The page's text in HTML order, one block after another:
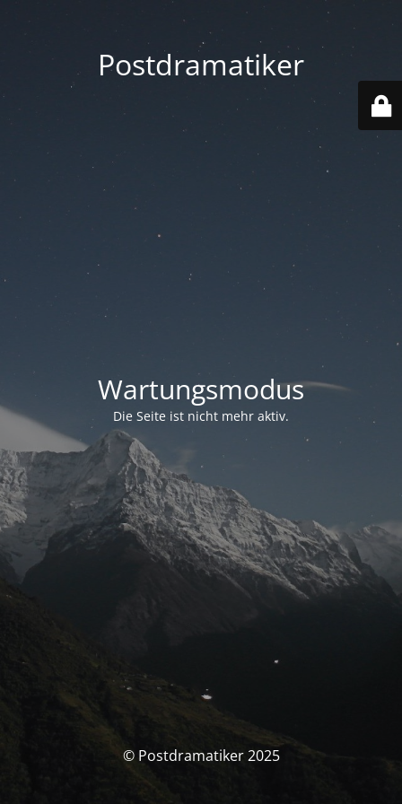
Postdramatiker
Wartungsmodus
Die Seite ist nicht mehr aktiv.
© Postdramatiker 2025